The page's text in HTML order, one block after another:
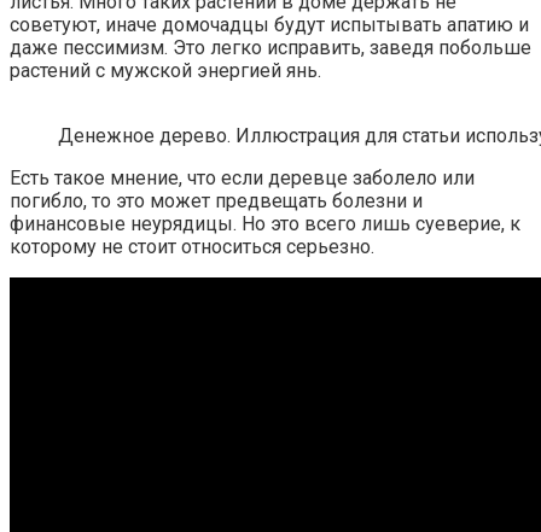
советуют, иначе домочадцы будут испытывать апатию и
даже пессимизм. Это легко исправить, заведя побольше
растений с мужской энергией янь.
Денежное дерево. Иллюстрация для статьи
Есть такое мнение, что если деревце заболело или
погибло, то это может предвещать болезни и
финансовые неурядицы. Но это всего лишь суеверие, к
которому не стоит относиться серьезно.